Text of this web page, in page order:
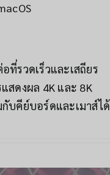
ที่รวดเร็วและเสถียร
สดงผล 4K และ 8K
บคีย์บอร์ดและเมาส์ได้